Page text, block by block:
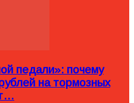
педали»: почему
на тормозных